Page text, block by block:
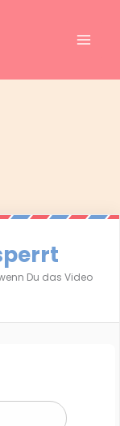
Du das Video